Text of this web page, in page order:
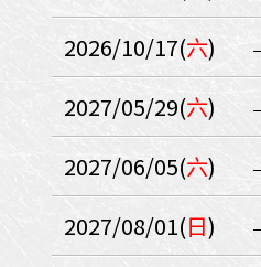
保加利亞‧
捷克
波蘭
斯洛維尼亞
波士尼亞赫塞
俄羅斯聯邦
西南歐
2026/10/17(六)
2027/05/29(六)
2027/06/05(六)
2027/08/01(日)